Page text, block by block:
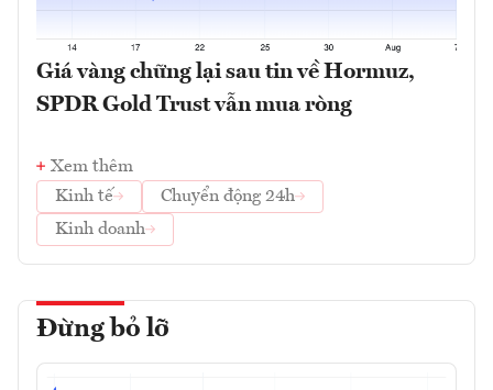
Giá vàng chững lại sau tin về Hormuz,
SPDR Gold Trust vẫn mua ròng
Xem thêm
Kinh tế
Chuyển động 24h
Kinh doanh
Đừng bỏ lỡ